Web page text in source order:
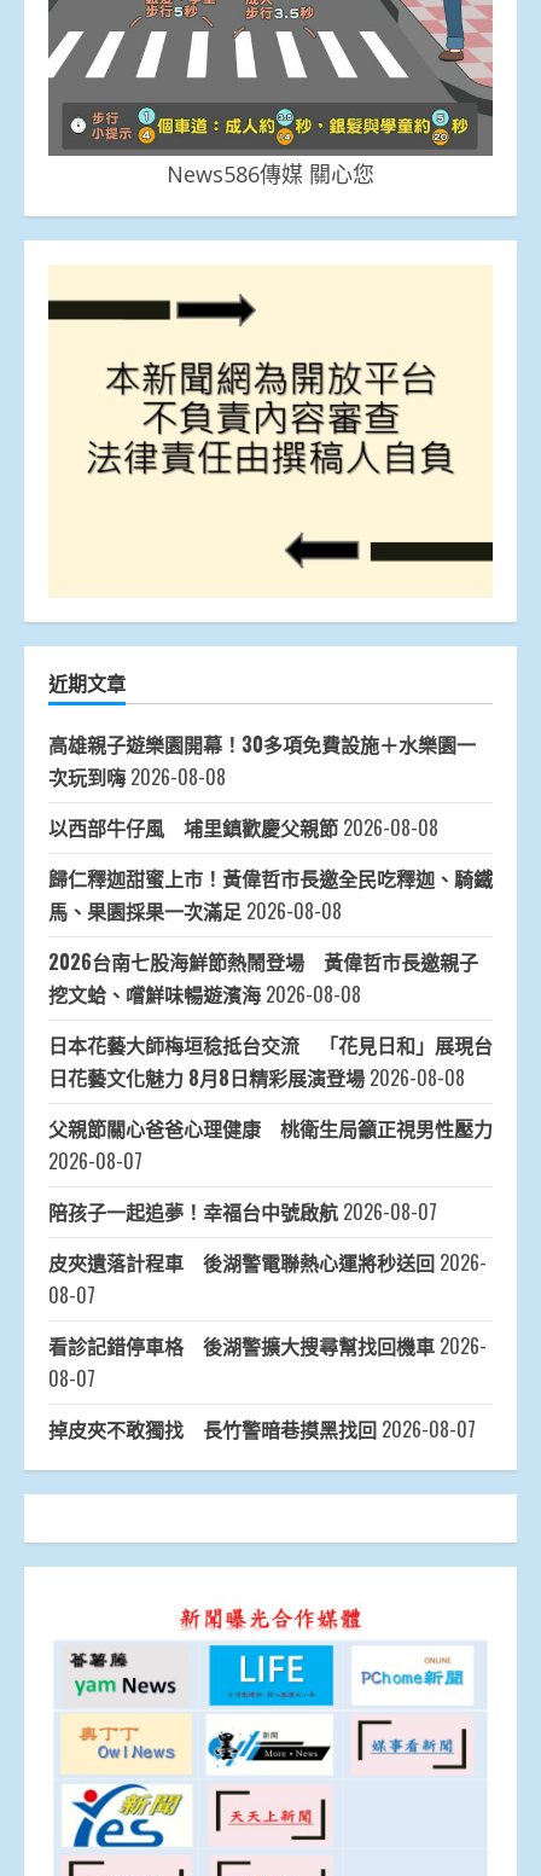
News586傳媒 關心您
近期文章
高雄親子遊樂園開幕！30多項免費設施＋水樂園一
次玩到嗨 2026-08-08
以西部牛仔風 埔里鎮歡慶父親節 2026-08-08
歸仁釋迦甜蜜上市！黃偉哲市長邀全民吃釋迦、騎鐵
馬、果園採果一次滿足 2026-08-08
2026台南七股海鮮節熱鬧登場 黃偉哲市長邀親子
挖文蛤、嚐鮮味暢遊濱海 2026-08-08
日本花藝大師梅垣稔抵台交流 「花見日和」展現台
日花藝文化魅力 8月8日精彩展演登場 2026-08-08
父親節關心爸爸心理健康 桃衛生局籲正視男性壓力
2026-08-07
陪孩子一起追夢！幸福台中號啟航 2026-08-07
皮夾遺落計程車 後湖警電聯熱心運將秒送回 2026-
08-07
看診記錯停車格 後湖警擴大搜尋幫找回機車 2026-
08-07
掉皮夾不敢獨找 長竹警暗巷摸黑找回 2026-08-07